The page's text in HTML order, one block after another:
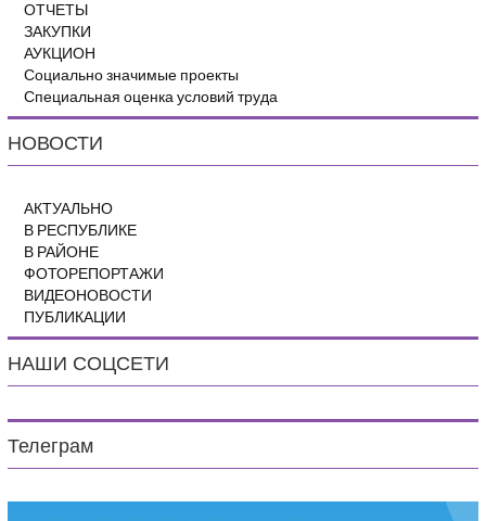
ОТЧЕТЫ
ЗАКУПКИ
АУКЦИОН
Социально значимые проекты
Специальная оценка условий труда
НОВОСТИ
АКТУАЛЬНО
В РЕСПУБЛИКЕ
В РАЙОНЕ
ФОТОРЕПОРТАЖИ
ВИДЕОНОВОСТИ
ПУБЛИКАЦИИ
НАШИ СОЦСЕТИ
Телеграм